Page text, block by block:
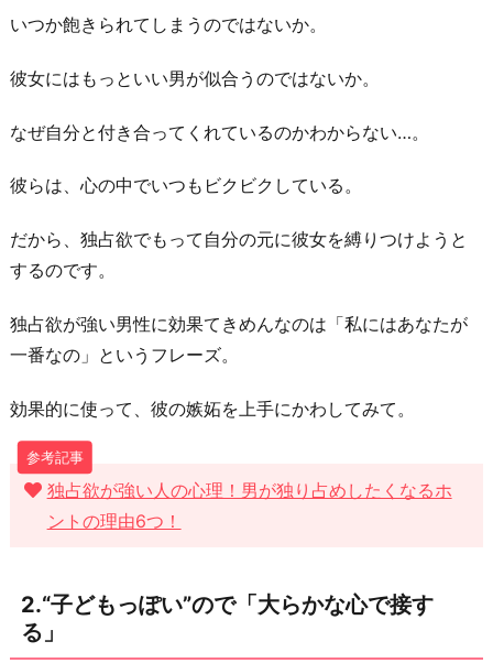
3.“自
中
的”な
の
「と
き
は
強
に
出
る」
4.“心
の
で
いつか飽きられてしまうのではないか。
彼女にはもっといい男が似合うのではないか。
なぜ自分と付き合ってくれているのかわからない…。
彼らは、心の中でいつもビクビクしている。
だから、独占欲でもって自分の元に彼女を縛りつけようと
するのです。
独占欲が強い男性に効果てきめんなのは「私にはあなたが
一番なの」というフレーズ。
効果的に使って、彼の嫉妬を上手にかわしてみて。
独占欲が強い人の心理！男が独り占めしたくなるホ
ントの理由6つ！
2.“子どもっぽい”ので「大らかな心で接す
る」